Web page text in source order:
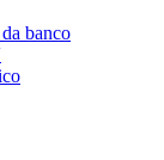
banco